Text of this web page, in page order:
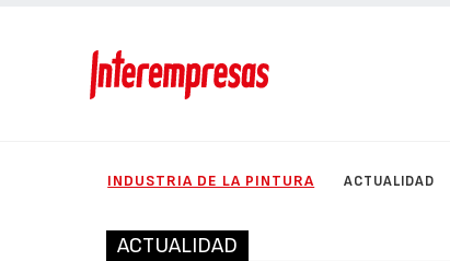
INDUSTRIA DE LA PINTURA ACTUALIDAD
ACTUALIDAD